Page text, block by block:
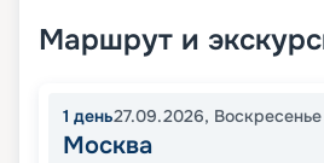
Маршрут и
1 день27.09.2026, Воскресенье
Москва